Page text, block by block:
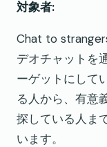
対象者:
Chat to
デオチャットを
ーゲットにして
る人から、有意
探している人ま
います。